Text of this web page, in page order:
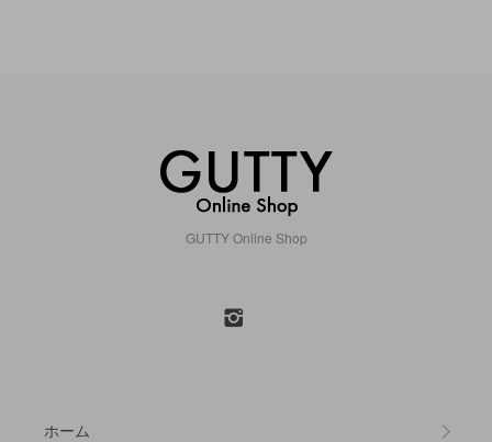
GUTTY Online Shop
ホーム